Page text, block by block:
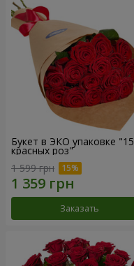
Букет в ЭКО упаковке "15
красных роз"
1 599 грн
Заказать